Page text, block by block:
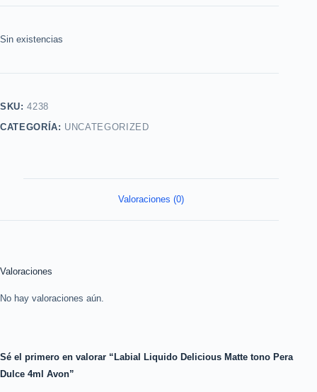
Sin existencias
SKU:4238
CATEGORÍA: UNCATEGORIZED
Valoraciones (0)
Valoraciones
No hay valoraciones aún.
Sé el primero en valorar “Labial Liquido Delicious Matte tono Pera
Dulce 4ml Avon”